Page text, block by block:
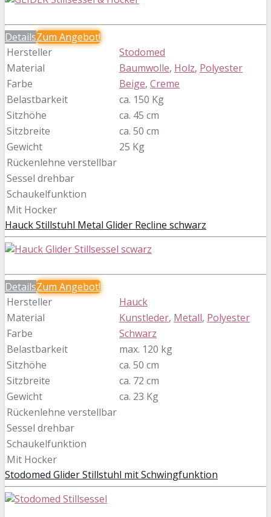
DetailsZum Angebot!
Hersteller
Stodomed
Material
Baumwolle, Holz, Polyester
Farbe
Beige, Creme
Belastbarkeit
ca. 150 Kg
Sitzhöhe
ca. 45 cm
Sitzbreite
ca. 50 cm
Gewicht
25 Kg
Rückenlehne verstellbar
Sessel drehbar
Schaukelfunktion
Mit Hocker
Hauck Stillstuhl Metal Glider Recline schwarz
DetailsZum Angebot!
Hersteller
Hauck
Material
Kunstleder, Metall, Polyester
Farbe
Schwarz
Belastbarkeit
max. 120 kg
Sitzhöhe
ca. 50 cm
Sitzbreite
ca. 72 cm
Gewicht
ca. 23 Kg
Rückenlehne verstellbar
Sessel drehbar
Schaukelfunktion
Mit Hocker
Stodomed Glider Stillstuhl mit Schwingfunktion